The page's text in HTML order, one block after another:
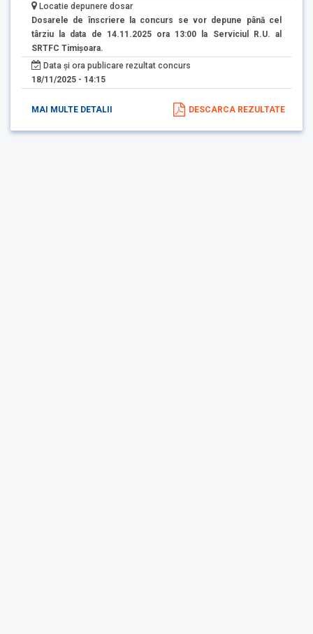
Locatie depunere dosar
Dosarele de înscriere la concurs se vor depune până cel
târziu la data de 14.11.2025 ora 13:00 la Serviciul R.U. al
SRTFC Timişoara.
Data și ora publicare rezultat concurs
18/11/2025 - 14:15
MAI MULTE DETALII DESCARCA REZULTATE